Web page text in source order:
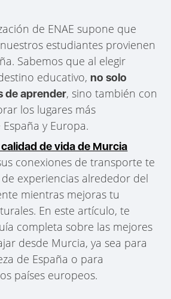
de ENAE supone que
estudiantes provienen
Sabemos que al elegir
educativo,no solo
de aprender, sino también con
los lugares más
y Europa.
de vida de Murcia
conexiones de transporte te
experiencias alrededor del
mientras mejoras tu
En este artículo, te
completa sobre las mejores
desde Murcia, ya sea para
de España o para
países europeos.